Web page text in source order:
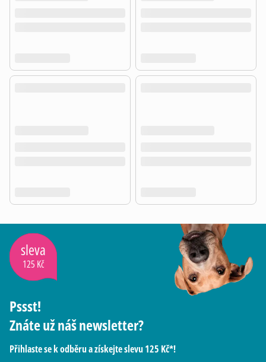
sleva
125 Kč
Pssst!
Znáte už náš newsletter?
Přihlaste se k odběru a získejte slevu 125 Kč*!